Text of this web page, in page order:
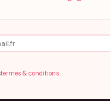
termes & conditions